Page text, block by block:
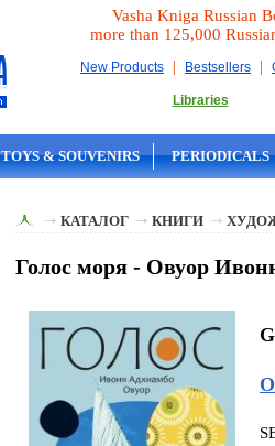
Vasha Kniga Russian
more than 125,000
New Products | Bestsellers |
Libraries
TOYS & SOUVENIRS PERIODICALS
КАТАЛОГ КНИГИ
Голос моря - Овуор